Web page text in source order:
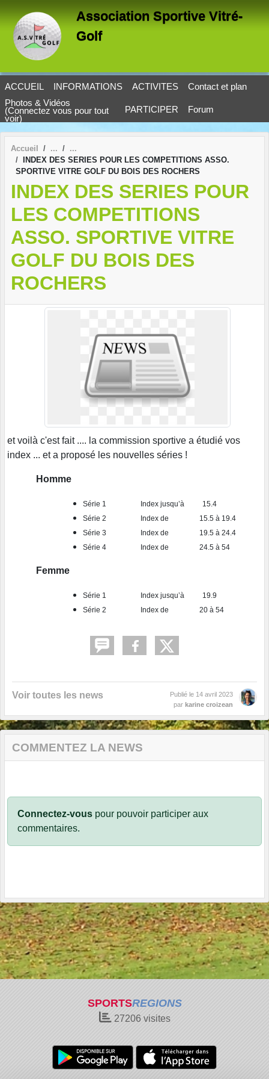
Association Sportive Vitré-
Golf
ACCUEIL INFORMATIONS ACTIVITES
Contact et plan
Photos & Vidéos
(Connectez vous pour tout
voir)
PARTICIPER Forum
Accueil
INDEX DES SERIES POUR LES COMPETITIONS ASSO.
SPORTIVE VITRE GOLF DU BOIS DES ROCHERS
INDEX DES SERIES POUR
LES COMPETITIONS
ASSO. SPORTIVE VITRE
GOLF DU BOIS DES
ROCHERS
et voilà c'est fait .... la commission sportive a étudié vos
index ... et a proposé les nouvelles séries !
Homme
Série 1
Index jusqu’à 15.4
Série 2 Index de 15.5 à 19.4
Série 3 Index de 19.5 à 24.4
Série 4 Index de 24.5 à 54
Femme
Série 1 Index jusqu’à 19.9
Série 2 Index de 20 à 54
Voir toutes les news Publié le 14 avril 2023
par karine croizean
COMMENTEZ LA NEWS
Connectez-vous pour pouvoir participer aux
commentaires.
SPORTSREGIONS
27206visites